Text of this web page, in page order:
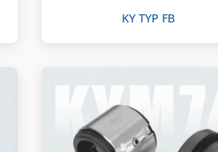
KY TYP FB